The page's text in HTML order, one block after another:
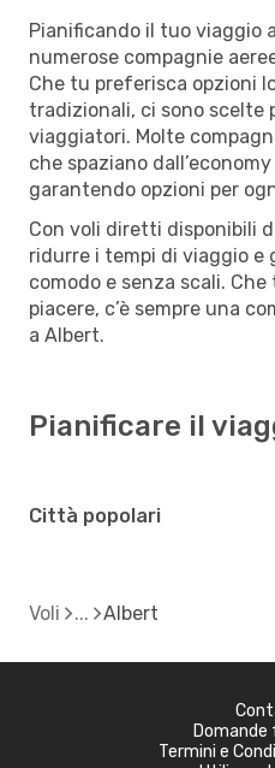
Pianificando il tuo viaggio
numerose compagnie
Che tu preferisca opzioni
tradizionali, ci sono scelte
viaggiatori. Molte
che spaziano
garantendo opzioni per
Con voli diretti disponibili
ridurre i tempi di viaggio e
comodo e senza scali.
piacere, c’è sempre una
a Albert.
Pianificare il
Città popolari
Voli Albert
Termini e